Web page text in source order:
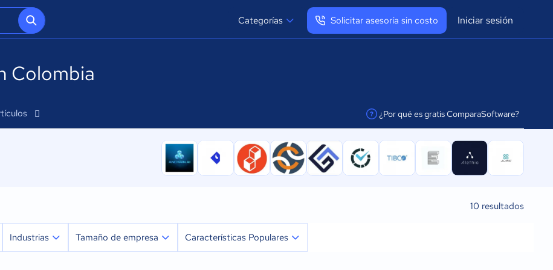
Categorías Solicitar asesoría sin costo Iniciar sesión
Colombia
¿Por qué es gratis ComparaSoftware?
facilitar la conexión
10 resultados
Industrias Tamaño de empresa Características Populares